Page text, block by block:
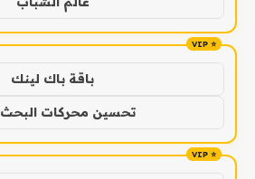
باقة باك لينك
تحسين محركات البحث SEO